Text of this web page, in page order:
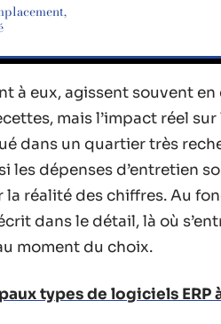
à eux, agissent souvent
mais l’impact réel
dans un quartier très
les dépenses d’entretien
réalité des chiffres. Au
dans le détail, là où
moment du choix.
types de logiciels ERP